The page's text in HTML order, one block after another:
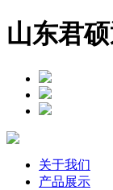
山东君
关于我们
产品展示